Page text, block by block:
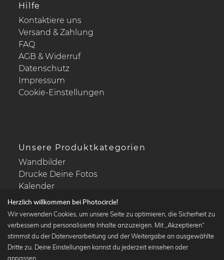
Hilfe
Kontaktiere uns
Versand & Zahlung
FAQ
AGB & Widerruf
Datenschutz
Impressum
Cookie-Einstellungen
Unsere Produktkategorien
Wandbilder
Drucke Deine Fotos
Kalender
Beliebte Kollektionen
Wandbilder in schwarz-weiß
Herzlich willkommen bei Photocircle!
Wir verwenden Cookies, um unsere Seite zu optimieren, die Sicherheit zu
verbessern und personalisierte Inhalte anzuzeigen. Mit „Akzeptieren“
stimmst du der Datenverarbeitung und der Weitergabe an ausgewählte
Dritte zu. Deine Einstellungen kannst du jederzeit einsehen oder
anpassen.